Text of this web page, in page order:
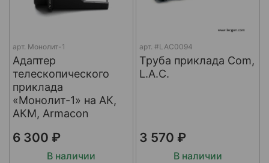
арт. Монолит-1
Адаптер
телескопического
приклада
«Монолит-1» на АК,
АКМ, Armacon
6 300 ₽
В наличии
арт. #LAC0094
Труба приклада Com,
L.A.C.
3 570 ₽
В наличии